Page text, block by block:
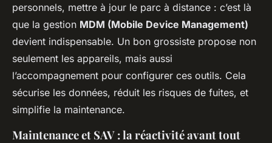
personnels, mettre à jour le parc à distance : c’est là
que la gestion MDM (Mobile Device Management)
devient indispensable. Un bon grossiste propose non
seulement les appareils, mais aussi
l’accompagnement pour configurer ces outils. Cela
sécurise les données, réduit les risques de fuites, et
simplifie la maintenance.
Maintenance et SAV : la réactivité avant tout